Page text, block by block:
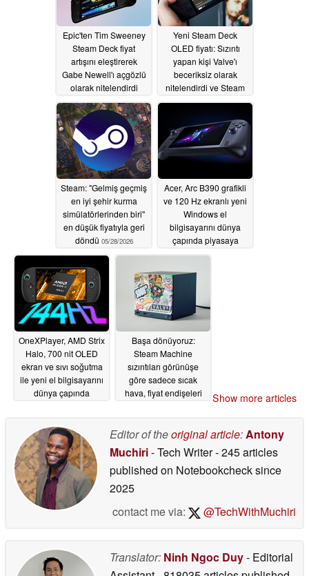
Epic'ten Tim Sweeney
Steam Deck fiyat
artışını eleştirerek
Gabe Newell'ı açgözlü
olarak nitelendirdi
05/29/2026
Yeni Steam Deck
OLED fiyatı: Sızıntı
yapan kişi Valve'ı
beceriksiz olarak
nitelendirdi ve Steam
Machine fiyatıyla ilgili
05/29/2026
Steam: "Gelmiş geçmiş
en iyi şehir kurma
simülatörlerinden biri"
en düşük fiyatıyla geri
döndü 05/28/2026
Acer, Arc B390 grafikli
ve 120 Hz ekranlı yeni
Windows el
bilgisayarını dünya
çapında piyasaya
sürüyor05/28/2026
OneXPlayer, AMD Strix
Halo, 700 nit OLED
ekran ve sıvı soğutma
ile yeni el bilgisayarını
dünya çapında
Başa dönüyoruz:
Steam Machine
sızıntıları görünüşe
göre sadece sıcak
hava, fiyat endişeleri
Show more articles
Editor of theoriginal article:Antony
Muchiri- Tech Writer- 245 articles
published on Notebookchecksince
2025
contact me via:
@TechWithMuchiri
Translator: Ninh Ngoc Duy- Editorial